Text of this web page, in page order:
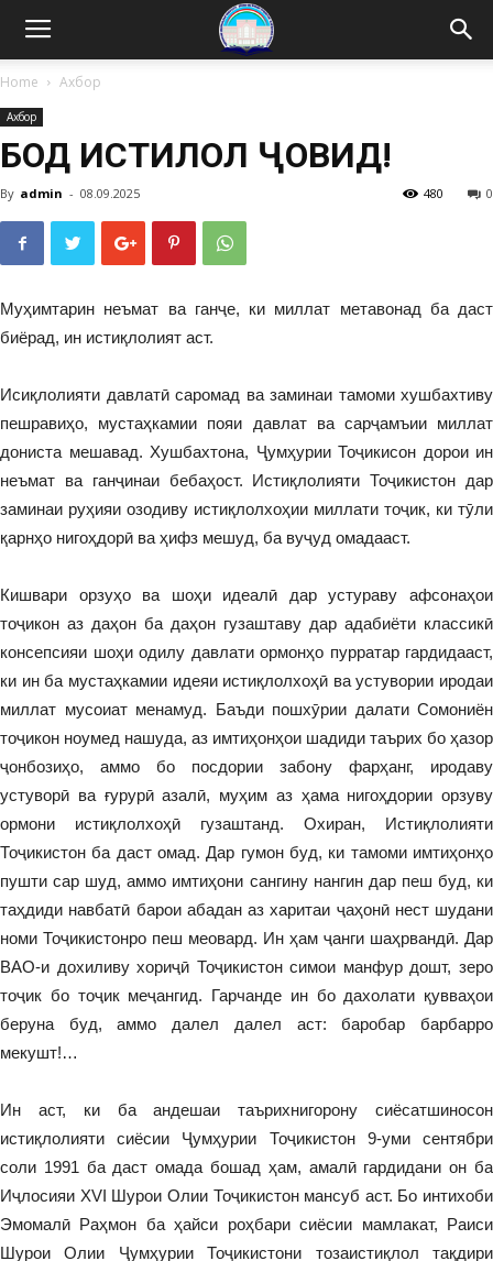
Home Ахбор
Ахбор
БОД ИСТИҚЛОЛ ҶОВИД!
By admin - 08.09.2025 0
480
Муҳимтарин неъмат ва ганҷе, ки миллат метавонад ба даст
биёрад, ин истиқлолият аст.
Исиқлолияти давлатӣ саромад ва заминаи тамоми хушбахтиву
пешравиҳо, мустаҳкамии пояи давлат ва сарҷамъии миллат
дониста мешавад. Хушбахтона, Ҷумҳурии Тоҷикисон дорои ин
неъмат ва ганҷинаи бебаҳост. Истиқлолияти Тоҷикистон дар
заминаи руҳияи озодиву истиқлолхоҳии миллати тоҷик, ки тӯли
қарнҳо нигоҳдорӣ ва ҳифз мешуд, ба вуҷуд омадааст.
Кишвари орзуҳо ва шоҳи идеалӣ дар устураву афсонаҳои
тоҷикон аз даҳон ба даҳон гузаштаву дар адабиёти классикӣ
консепсияи шоҳи одилу давлати ормонҳо пурратар гардидааст,
ки ин ба мустаҳкамии идеяи истиқлолхоҳӣ ва устувории иродаи
миллат мусоиат менамуд. Баъди пошхӯрии далати Сомониён
тоҷикон ноумед нашуда, аз имтиҳонҳои шадиди таърих бо ҳазор
ҷонбозиҳо, аммо бо посдории забону фарҳанг, иродаву
устуворӣ ва ғурурӣ азалӣ, муҳим аз ҳама нигоҳдории орзуву
ормони истиқлолхоҳӣ гузаштанд. Охиран, Истиқлолияти
Тоҷикистон ба даст омад. Дар гумон буд, ки тамоми имтиҳонҳо
пушти сар шуд, аммо имтиҳони сангину нангин дар пеш буд, ки
таҳдиди навбатӣ барои абадан аз харитаи ҷаҳонӣ нест шудани
номи Тоҷикистонро пеш меовард. Ин ҳам ҷанги шаҳрвандӣ. Дар
ВАО-и дохиливу хориҷӣ Тоҷикистон симои манфур дошт, зеро
тоҷик бо тоҷик меҷангид. Гарчанде ин бо дахолати қувваҳои
беруна буд, аммо далел далел аст: баробар барбарро
мекушт!…
Ин аст, ки ба андешаи таърихнигорону сиёсатшиносон
истиқлолияти сиёсии Ҷумҳурии Тоҷикистон 9-уми сентябри
соли 1991 ба даст омада бошад ҳам, амалӣ гардидани он ба
Иҷлосияи XVI Шурои Олии Тоҷикистон мансуб аст. Бо интихоби
Эмомалӣ Раҳмон ба ҳайси роҳбари сиёсии мамлакат, Раиси
Шурои Олии Ҷумҳурии Тоҷикистони тозаистиқлол тақдири